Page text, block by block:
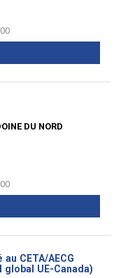
DU NORD
CETA/AECG
UE-Canada)